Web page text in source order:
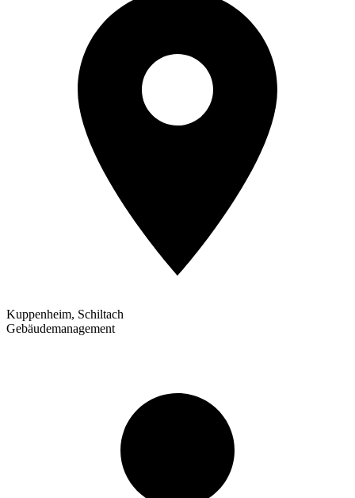
Kuppenheim, Schiltach
Gebäudemanagement